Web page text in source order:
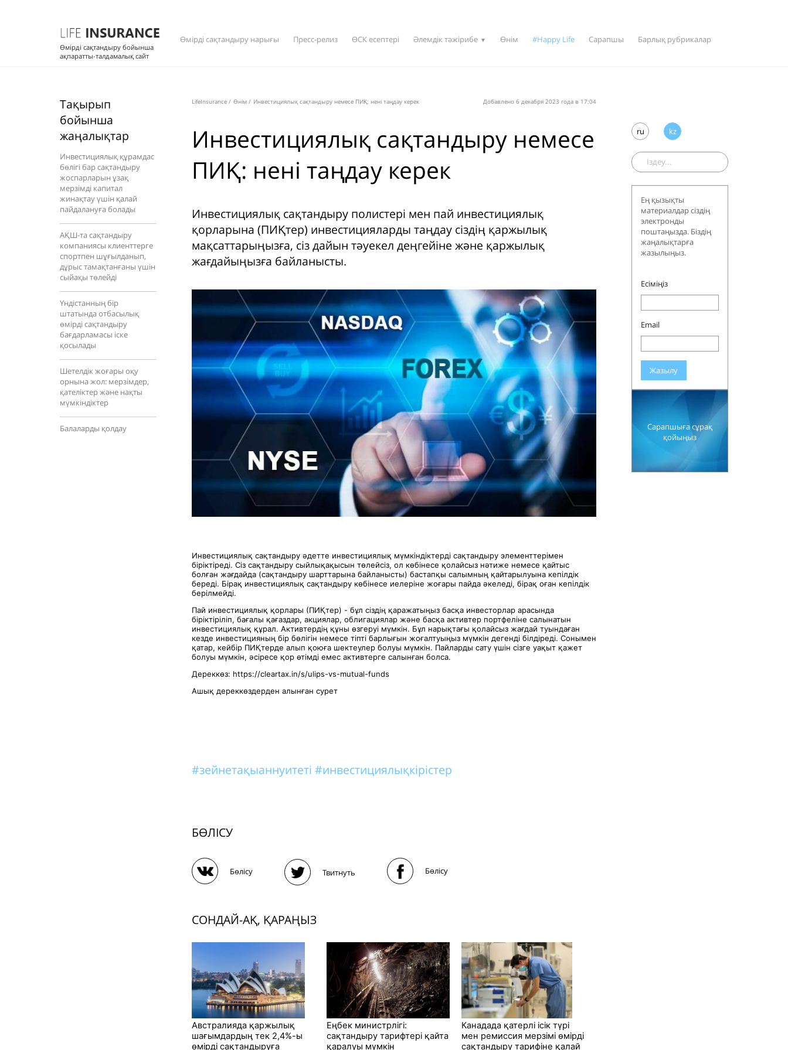
Өмірді сақтандыру бойынша
ақпаратты-талдамалық сайт
Өмірді сақтандыру нарығы Пресс-релиз ӨСК есептері Әлемдік тәжірибе ▼ Өнім #Happy Life Сарапшы Барлық рубрикалар
Тақырып
бойынша
жаңалықтар
Инвестициялық құрамдас
бөлігі бар сақтандыру
жоспарларын ұзақ
мерзімді капитал
жинақтау үшін қалай
пайдалануға болады
АҚШ-та сақтандыру
компаниясы клиенттерге
спортпен шұғылданып,
дұрыс тамақтанғаны үшін
сыйақы төлейді
Үндістанның бір
штатында отбасылық
өмірді сақтандыру
бағдарламасы іске
қосылады
Шетелдік жоғары оқу
орнына жол: мерзімдер,
қателіктер және нақты
мүмкіндіктер
Балаларды қолдау
LifeInsurance / Өнім / Инвестициялық сақтандыру немесе ПИҚ: нені таңдау керек Добавлено 6 декабря 2023 года в 17:04
Инвестициялық сақтандыру немесе
ПИҚ: нені таңдау керек
Инвестициялық сақтандыру полистері мен пай инвестициялық
қорларына (ПИҚтер) инвестицияларды таңдау сіздің қаржылық
мақсаттарыңызға, сіз дайын тәуекел деңгейіне және қаржылық
жағдайыңызға байланысты.
Инвестициялық сақтандыру әдетте инвестициялық мүмкіндіктерді сақтандыру элементтерімен
біріктіреді. Сіз сақтандыру сыйлықақысын төлейсіз, ол көбінесе қолайсыз нәтиже немесе қайтыс
болған жағдайда (сақтандыру шарттарына байланысты) бастапқы салымның қайтарылуына кепілдік
береді. Бірақ инвестициялық сақтандыру көбінесе иелеріне жоғары пайда әкеледі, бірақ оған кепілдік
берілмейді.
Пай инвестициялық қорлары (ПИҚтер) - бұл сіздің қаражатыңыз басқа инвесторлар арасында
біріктіріліп, бағалы қағаздар, акциялар, облигациялар және басқа активтер портфеліне салынатын
инвестициялық құрал. Активтердің құны өзгеруі мүмкін. Бұл нарықтағы қолайсыз жағдай туындаған
кезде инвестицияның бір бөлігін немесе тіпті барлығын жоғалтуыңыз мүмкін дегенді білдіреді. Сонымен
қатар, кейбір ПИҚтерде алып қоюға шектеулер болуы мүмкін. Пайларды сату үшін сізге уақыт қажет
болуы мүмкін, әсіресе қор өтімді емес активтерге салынған болса.
Дереккөз: https://cleartax.in/s/ulips-vs-mutual-funds
Ашық дереккөздерден алынған сурет
#зейнетақыаннуитеті #инвестициялықкірістер
БӨЛІСУ
Бөлісу Твитнуть Бөлісу
СОНДАЙ-АҚ, ҚАРАҢЫЗ
Австралияда қаржылық
шағымдардың тек 2,4%-ы
өмірді сақтандыруға
Еңбек министрлігі:
сақтандыру тарифтері қайта
қаралуы мүмкін
Канадада қатерлі ісік түрі
мен ремиссия мерзімі өмірді
сақтандыру тарифіне қалай
ru kz
Ең қызықты
материалдар сіздің
электронды
поштаңызда. Біздің
жаңалықтарға
жазылыңыз.
Есіміңіз
Email
Жазылу
Сарапшыға сұрақ
қойыңыз